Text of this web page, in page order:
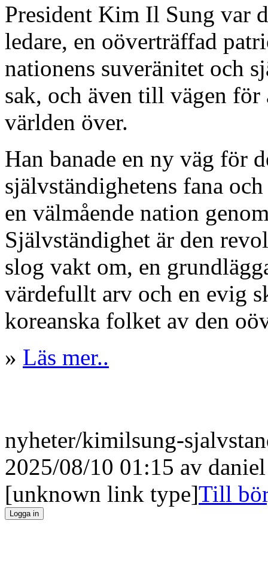
President Kim Il Sung var
ledare, en oöverträffad
nationens suveränitet och
sak, och även till vägen
världen över.
Han banade en ny väg för
självständighetens fana
en välmående nation
Självständighet är den
slog vakt om, en
värdefullt arv och en evig
koreanska folket av den
» Läs mer..
nyheter/kimilsung-
2025/08/10 01:15 av daniel
[unknown link type]Till
Logga in